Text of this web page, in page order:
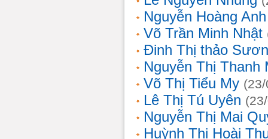
Nguyễn Hoàng Anh
Võ Trần Minh Nhật
Đinh Thị thảo
Nguyễn Thị Thanh
Võ Thị Tiểu My
Lê Thị Tú Uyên
Nguyễn Thị Mai
Huỳnh Thị Hoài